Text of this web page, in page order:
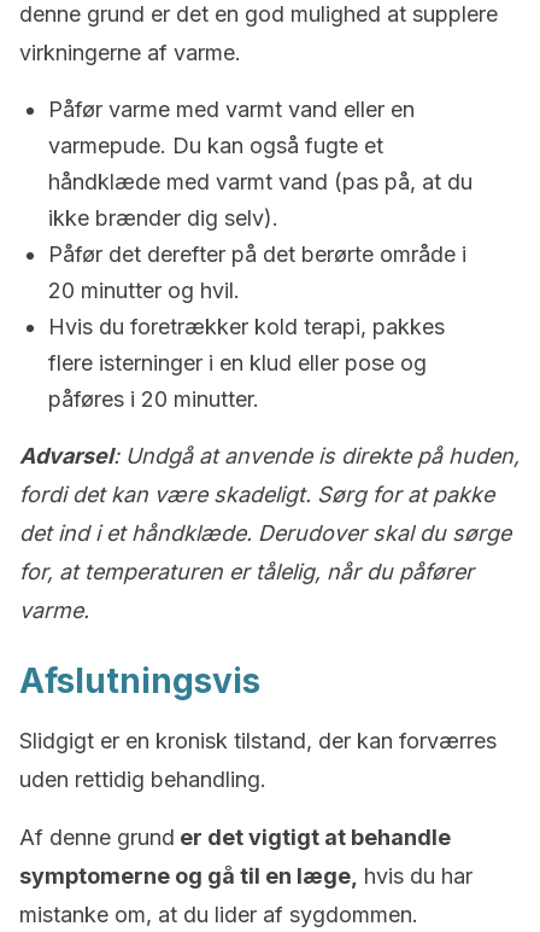
denne grund er det en god mulighed at supplere
virkningerne af varme.
Påfør varme med varmt vand eller en
varmepude. Du kan også fugte et
håndklæde med varmt vand (pas på, at du
ikke brænder dig selv).
Påfør det derefter på det berørte område i
20 minutter og hvil.
Hvis du foretrækker kold terapi, pakkes
flere isterninger i en klud eller pose og
påføres i 20 minutter.
Advarsel: Undgå at anvende is direkte på huden,
fordi det kan være skadeligt. Sørg for at pakke
det ind i et håndklæde. Derudover skal du sørge
for, at temperaturen er tålelig, når du påfører
varme.
Afslutningsvis
Slidgigt er en kronisk tilstand, der kan forværres
uden rettidig behandling.
Af denne grund er det vigtigt at behandle
symptomerne og gå til en læge, hvis du har
mistanke om, at du lider af sygdommen.